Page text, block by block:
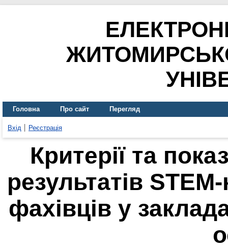
Головна Про сайт Перегляд
Вхід Реєстрація
Критерії та
результатів
фахівців у